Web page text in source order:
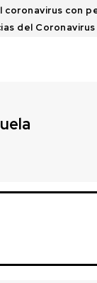
con
del Coronavirus